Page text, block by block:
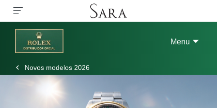
Menu
Novos modelos 2026